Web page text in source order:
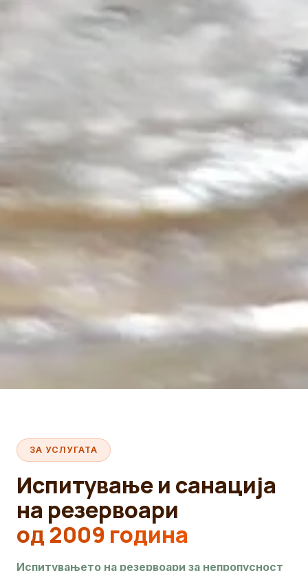
ЗА УСЛУГАТА
Испитување и санација
на резервоари
од 2009 година
Испитувањето на резервоари за непропусност